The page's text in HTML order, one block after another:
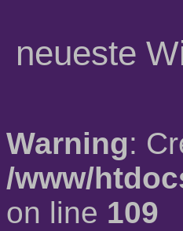
neueste
Warning:
/www/
on line 109